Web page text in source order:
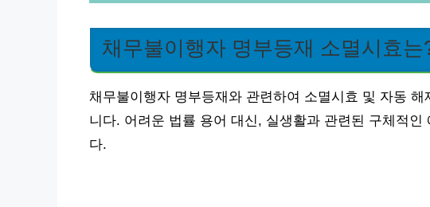
채무불이행자 명부등재 소멸시효는
채무불이행자 명부등재와 관련하여 소멸시효 및 자동
니다. 어려운 법률 용어 대신, 실생활과 관련된 구체적
다.